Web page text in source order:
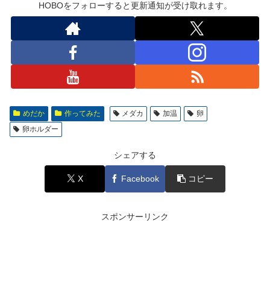
HOBOをフォローすると更新通知が受け取れます。
めだか 作ってみた メダカ 加温
卵
卵ホルダー
シェアする
X Facebook コピー
スポンサーリンク